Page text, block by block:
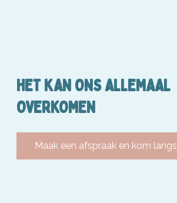
HET KAN ONS ALLEMAAL
OVERKOMEN
Maak een afspraak en kom langs